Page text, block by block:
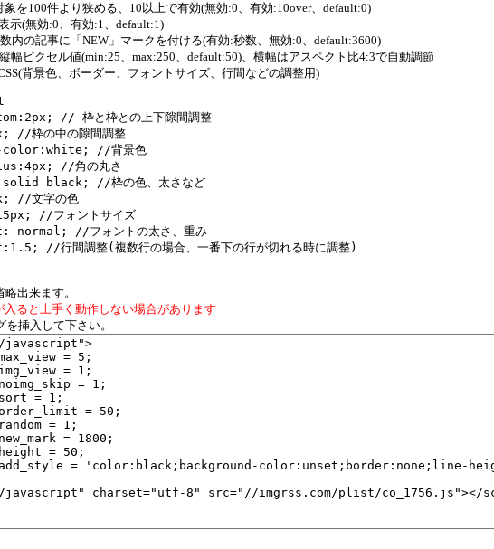
象を100件より狭める、10以上で有効(無効:0、有効:10over、default:0)
示(無効:0、有効:1、default:1)
数内の記事に「NEW」マークを付ける(有効:秒数、無効:0、default:3600)
幅ピクセル値(min:25、max:250、default:50)、横幅はアスペクト比4:3で自動調節
背景色、ボーダー、フォントサイズ、行間などの調整用)
出来ます。
ると上手く動作しない場合があります
挿入して下さい。